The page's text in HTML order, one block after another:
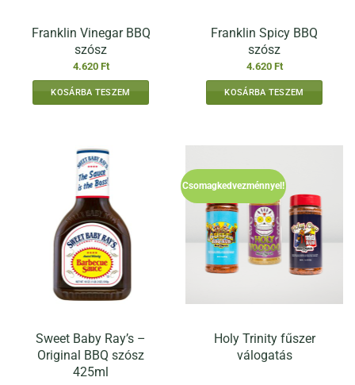
Franklin Vinegar BBQ
szósz
4.620 Ft
KOSÁRBA TESZEM
Franklin Spicy BBQ
szósz
4.620 Ft
KOSÁRBA TESZEM
Sweet Baby Ray’s –
Original BBQ szósz
425ml
Csomagkedvezménnyel!
Holy Trinity fűszer
válogatás